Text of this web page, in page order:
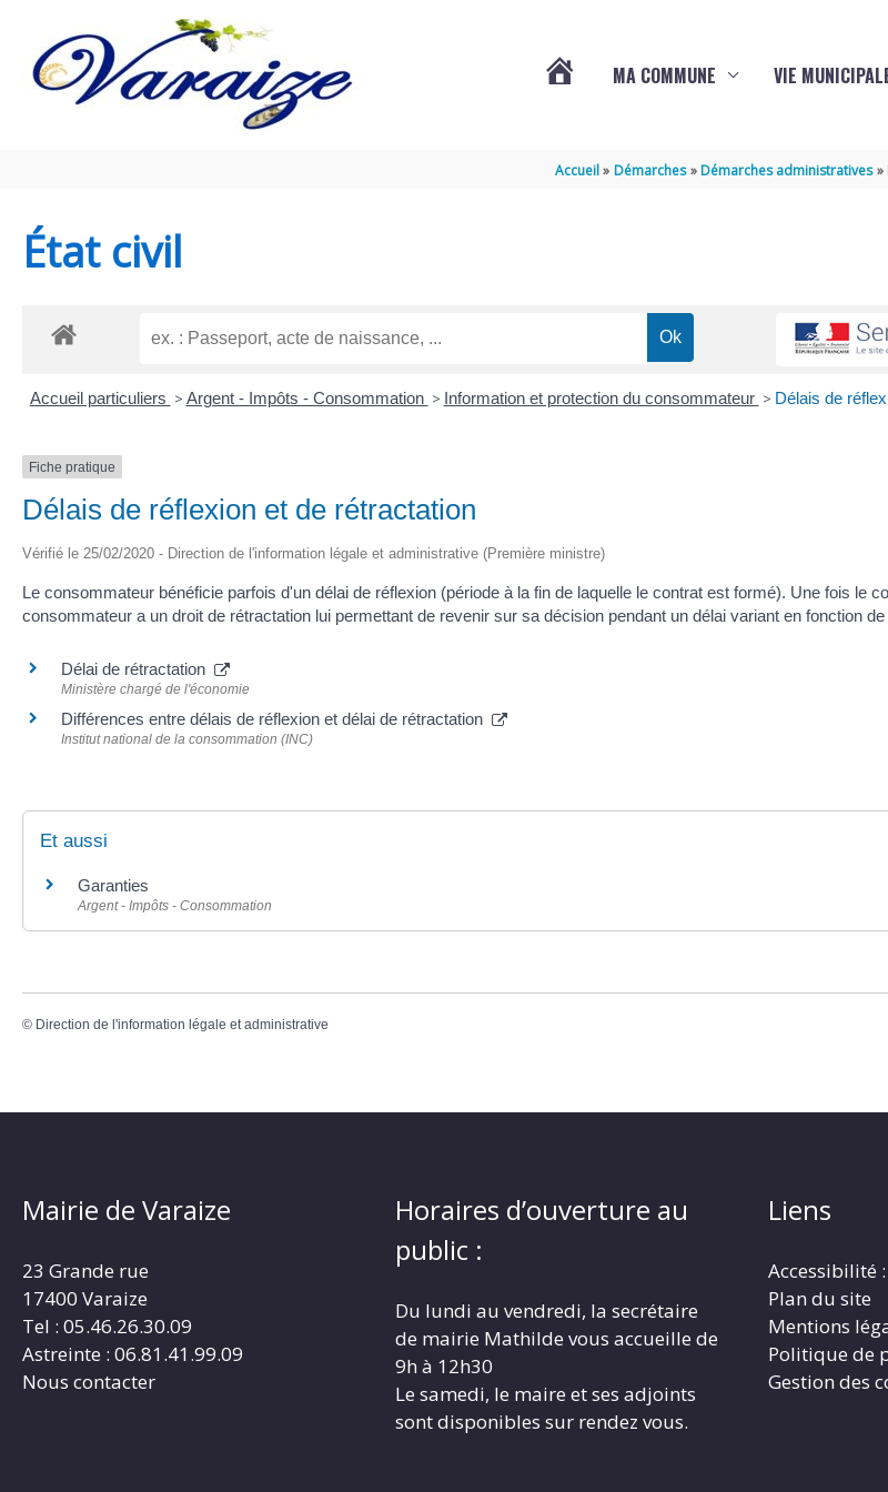
DE
MA COMMUNE VIE
Accueil Démarches Démarches administratives
État civil
Accueil particuliers > Argent - Impôts - Consommation > Information et protection du consommateur > Délais de
Fiche pratique
Délais de réflexion et de rétractation
Vérifié le 25/02/2020 - Direction de l'information légale et administrative (Première ministre)
Le consommateur bénéficie parfois d'un délai de réflexion (période à la fin de laquelle le contrat est formé). Une fois le
consommateur a un droit de rétractation lui permettant de revenir sur sa décision pendant un délai variant en fonction
Délai de rétractation
Ministère chargé de l'économie
Différences entre délais de réflexion et délai de rétractation
Institut national de la consommation (INC)
Et aussi
Garanties
Argent - Impôts - Consommation
© Direction de l'information légale et administrative
Mairie de Varaize
23 Grande rue
17400 Varaize
Tel : 05.46.26.30.09
Astreinte : 06.81.41.99.09
Nous contacter
Horaires d’ouverture au
public :
Du lundi au vendredi, la secrétaire
de mairie Mathilde vous accueille de
9h à 12h30
Le samedi, le maire et ses adjoints
sont disponibles sur rendez vous.
Liens
Accessibilité
Plan du site
Mentions
Politique de
Gestion des